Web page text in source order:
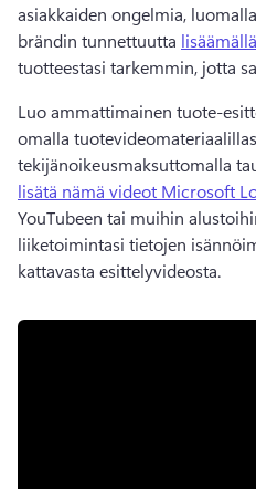
asiakkaiden ongelmia, luomalla
brändin tunnettuutta
tuotteestasi tarkemmin, jotta
Luo ammattimainen tuote-
omalla
tekijänoikeusmaksuttomalla
lisätä nämä videot Microsoft
YouTubeen tai muihin
liiketoimintasi tietojen
kattavasta esittelyvideosta.